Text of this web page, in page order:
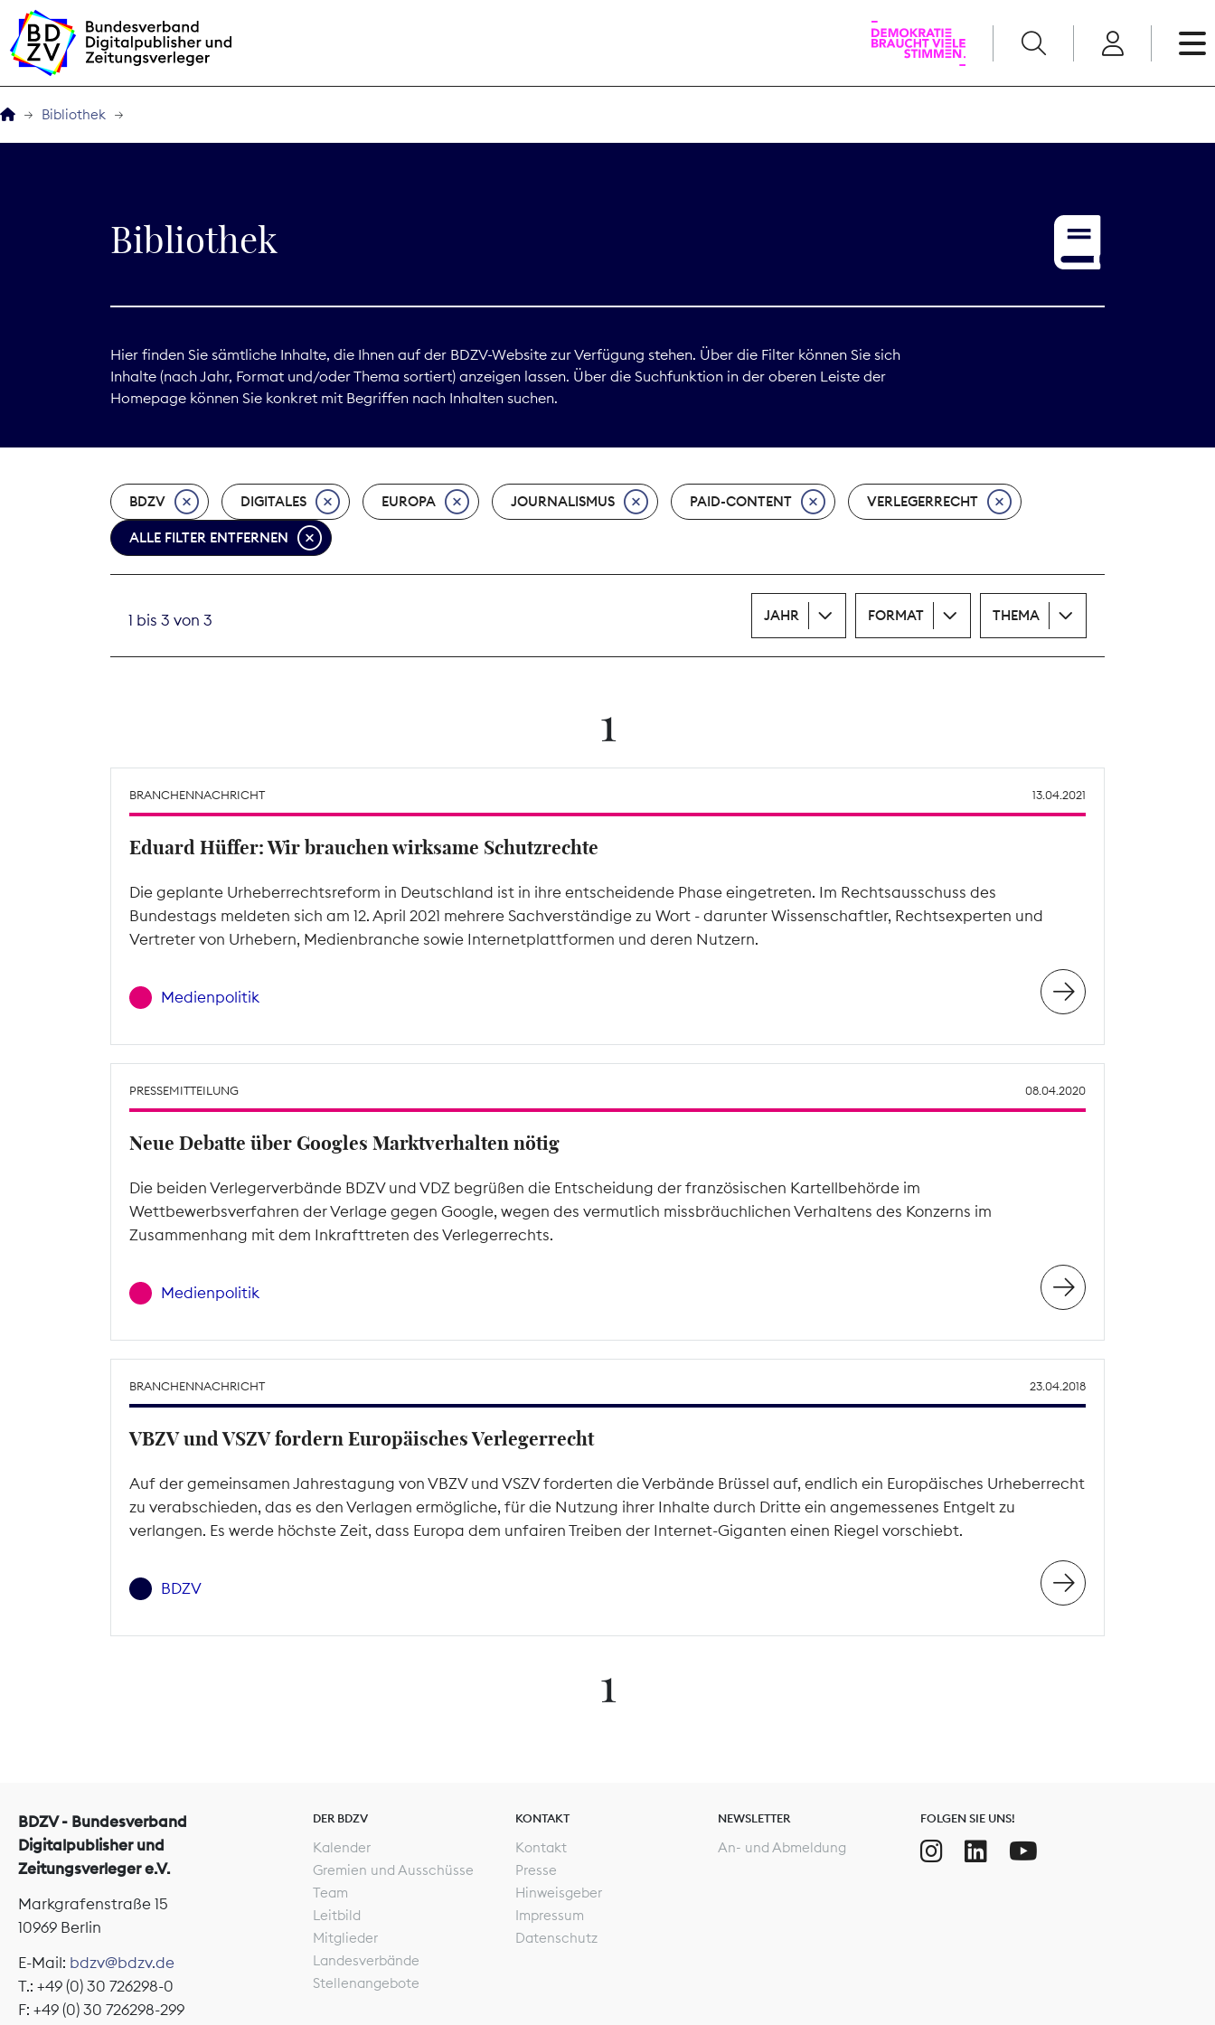
BDZVplus GmbH
Service
Print
Bibliothek
Bibliothek
Hier finden Sie sämtliche Inhalte, die Ihnen auf der BDZV-Website zur Verfügung stehen. Über die Filter können Sie sich
Inhalte (nach Jahr, Format und/oder Thema sortiert) anzeigen lassen. Über die Suchfunktion in der oberen Leiste der
Homepage können Sie konkret mit Begriffen nach Inhalten suchen.
BDZV DIGITALES EUROPA JOURNALISMUS PAID-CONTENT VERLEGERRECHT
ALLE FILTER ENTFERNEN
1 bis 3 von 3 JAHR FORMAT THEMA
1
BRANCHENNACHRICHT 13.04.2021
Eduard Hüffer: Wir brauchen wirksame Schutzrechte
Die geplante Urheberrechtsreform in Deutschland ist in ihre entscheidende Phase eingetreten. Im Rechtsausschuss des
Bundestags meldeten sich am 12. April 2021 mehrere Sachverständige zu Wort - darunter Wissenschaftler, Rechtsexperten und
Vertreter von Urhebern, Medienbranche sowie Internetplattformen und deren Nutzern.
Medienpolitik
PRESSEMITTEILUNG 08.04.2020
Neue Debatte über Googles Marktverhalten nötig
Die beiden Verlegerverbände BDZV und VDZ begrüßen die Entscheidung der französischen Kartellbehörde im
Wettbewerbsverfahren der Verlage gegen Google, wegen des vermutlich missbräuchlichen Verhaltens des Konzerns im
Zusammenhang mit dem Inkrafttreten des Verlegerrechts.
Medienpolitik
BRANCHENNACHRICHT 23.04.2018
VBZV und VSZV fordern Europäisches Verlegerrecht
Auf der gemeinsamen Jahrestagung von VBZV und VSZV forderten die Verbände Brüssel auf, endlich ein Europäisches Urheberrecht
zu verabschieden, das es den Verlagen ermögliche, für die Nutzung ihrer Inhalte durch Dritte ein angemessenes Entgelt zu
verlangen. Es werde höchste Zeit, dass Europa dem unfairen Treiben der Internet-Giganten einen Riegel vorschiebt.
BDZV
1
BDZV - Bundesverband
Digitalpublisher und
Zeitungsverleger e.V.
Markgrafenstraße 15
10969 Berlin
E-Mail: bdzv@bdzv.de
T.: +49 (0) 30 726298-0
F: +49 (0) 30 726298-299
DER BDZV
Kalender
Gremien und Ausschüsse
Team
Leitbild
Mitglieder
Landesverbände
Stellenangebote
KONTAKT
Kontakt
Presse
Hinweisgeber
Impressum
Datenschutz
NEWSLETTER
An- und Abmeldung
FOLGEN SIE UNS!